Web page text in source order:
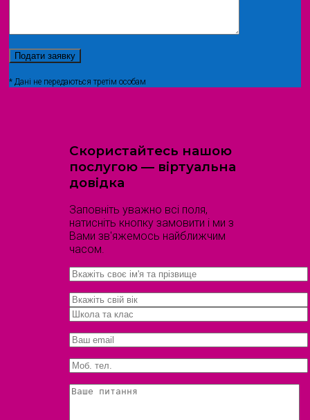
* Дані не передаються третім особам
Скористайтесь нашою
послугою — віртуальна
довідка
Заповніть уважно всі поля,
натисніть кнопку замовити і ми з
Вами зв'яжемось найближчим
часом.